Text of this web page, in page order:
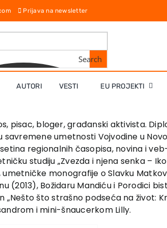
Prijava na newsletter
Search
AUTORI VESTI EU PROJEKTI
pisac, bloger, građanski aktivista.
umetnosti Vojvodine u
regionalnih časopisa, novina i
studiju „Zvezda i njena senka –
monografije o Slavku
(2013), Božidaru Mandiću i Porodici
„Nešto što strašno podseća na život:
i mini-šnaucerkom Lilly.